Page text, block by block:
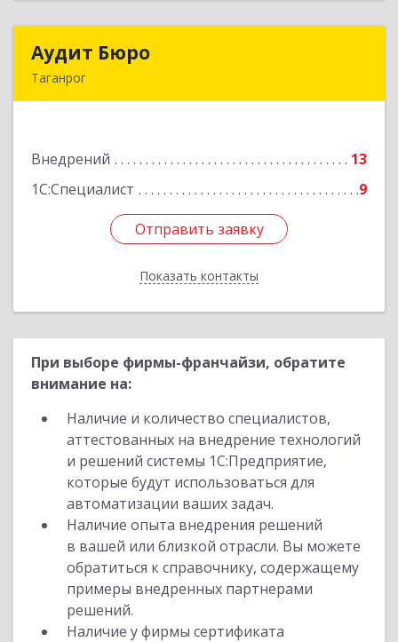
Аудит Бюро
Таганрог
Внедрений
13
1С:Специалист
9
Отправить заявку
Показать контакты
Подробнее
Отправить заявку
Назад
При выборе фирмы-франчайзи, обратите
внимание на:
Наличие и количество специалистов,
аттестованных на внедрение технологий
и решений системы 1С:Предприятие,
которые будут использоваться для
автоматизации ваших задач.
Наличие опыта внедрения решений
в вашей или близкой отрасли. Вы можете
обратиться к справочнику, содержащему
примеры внедренных партнерами
решений.
Наличие у фирмы сертификата